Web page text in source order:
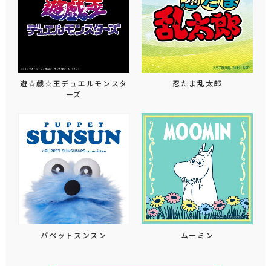
遊☆戯☆王デュエルモンスタ
ーズ
忍たま乱太郎
パペットスンスン ムーミン